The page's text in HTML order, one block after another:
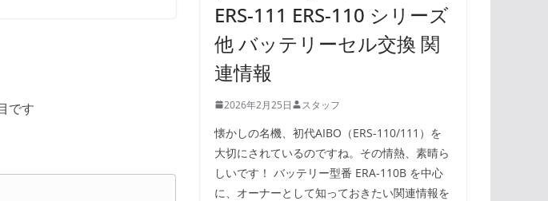
です
ERS-111 ERS-110 シリーズ
他 バッテリーセル交換 関
連情報
2026年2月25日 スタッフ
懐かしの名機、初代AIBO（ERS-110/111）を
大切にされているのですね。その情熱、素晴ら
しいです！ バッテリー型番 ERA-110B を中心
に、オーナーとして知っておきたい関連情報を